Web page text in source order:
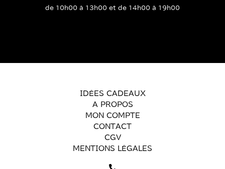
de 10h00 à 13h00 et de 14h00 à 19h00
IDÉES CADEAUX
A PROPOS
MON COMPTE
CONTACT
CGV
MENTIONS LÉGALES